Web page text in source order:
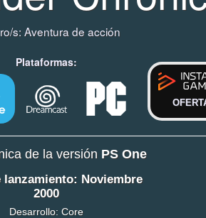
s: Aventura de acción
Plataformas:
de la versión PS One
lanzamiento: Noviembre
2000
Desarrollo: Core